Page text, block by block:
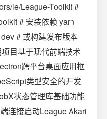
le/League-Toolkit #
# 安装依赖 yarn
# 或构建发布版本
目基于现代前端技术
跨平台桌面应用框
类型安全的开发
状态管理库基础功能
连接启动League Akari